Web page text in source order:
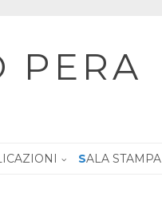
PERA
SALA STAMPA